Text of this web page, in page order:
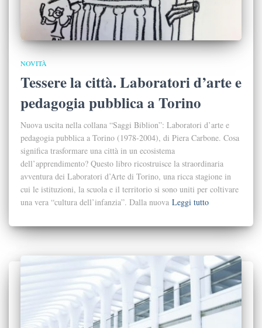
NOVITÀ
Tessere la città. Laboratori d’arte e
pedagogia pubblica a Torino
Nuova uscita nella collana “Saggi Biblion”: Laboratori d’arte e
pedagogia pubblica a Torino (1978-2004), di Piera Carbone. Cosa
significa trasformare una città in un ecosistema
dell’apprendimento? Questo libro ricostruisce la straordinaria
avventura dei Laboratori d’Arte di Torino, una ricca stagione in
cui le istituzioni, la scuola e il territorio si sono uniti per coltivare
una vera “cultura dell’infanzia”. Dalla nuova Leggi tutto